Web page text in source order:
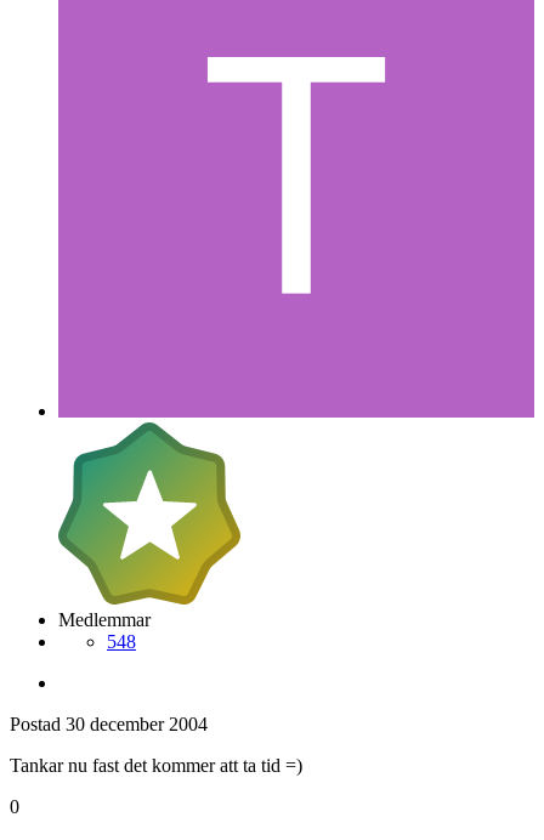
Medlemmar
548
Postad 30 december 2004
Tankar nu fast det kommer att ta tid =)
0